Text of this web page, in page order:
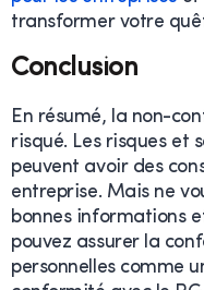
transformer votre
Conclusion
En résumé, la non-
risqué. Les risques et
peuvent avoir des
entreprise. Mais ne
bonnes informations
pouvez assurer la
personnelles comme